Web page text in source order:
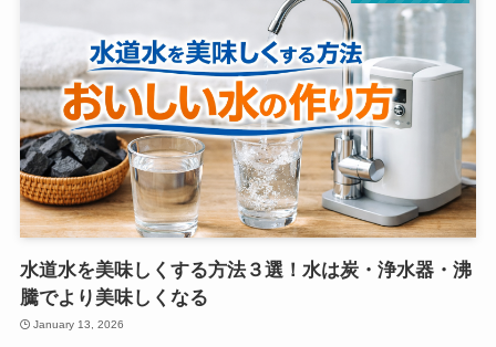
水道水を美味しくする方法３選！水は炭・浄水器・沸
騰でより美味しくなる
January 13, 2026